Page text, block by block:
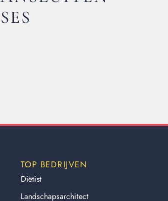
TOP BEDRIJVEN
Diëtist
Landschapsarchitect